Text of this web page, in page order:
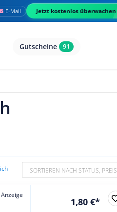
E-Mail Jetzt kostenlos überwachen
Gutscheine 91
SORTIEREN NACH STATUS, PREIS
Anzeige
1,80 €*